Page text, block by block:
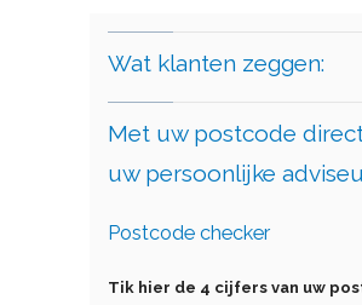
Wat klanten zeggen:
Met uw postcode
uw persoonlijke
Postcode checker
Tik hier de 4 cijfers van uw